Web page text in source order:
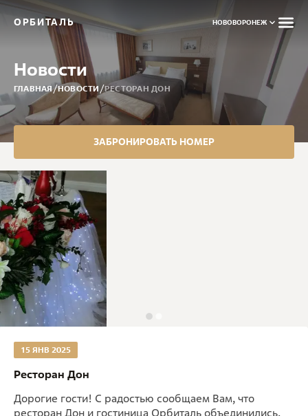
ОРБИТАЛЬ НОВОВОРОНЕЖ
Новости
ГЛАВНАЯ/НОВОСТИ/РЕСТОРАН ДОН
ЗАБРОНИРОВАТЬ НОМЕР
15 ЯНВ 2025
Ресторан Дон
Дорогие гости! С радостью сообщаем Вам, что
ресторан Дон и гостиница Орбиталь объединились.